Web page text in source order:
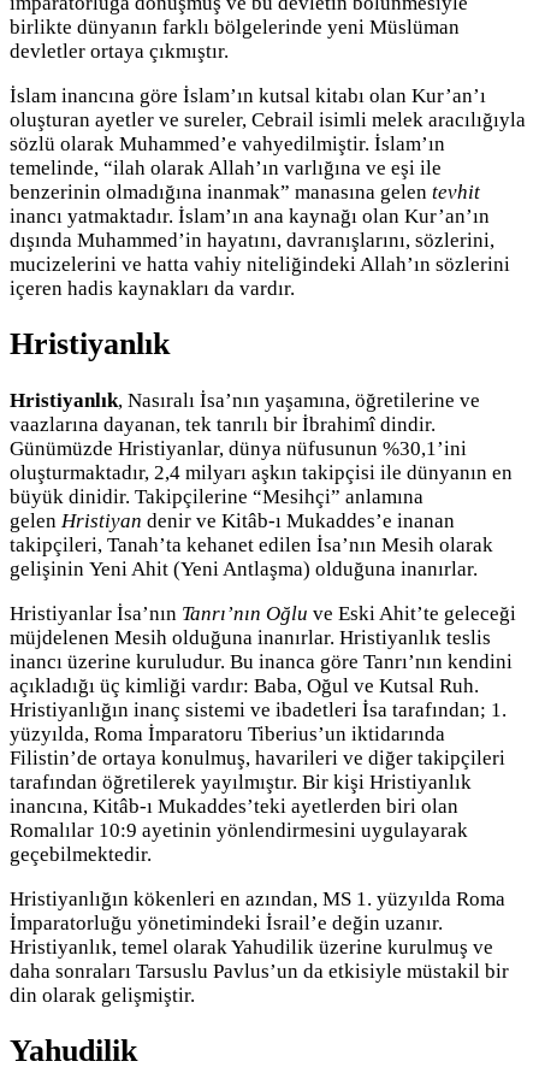
birlikte dünyanın farklı bölgelerinde yeni Müslüman
devletler ortaya çıkmıştır.
İslam inancına göre İslam’ın kutsal kitabı olan Kur’an’ı
oluşturan ayetler ve sureler, Cebrail isimli melek aracılığıyla
sözlü olarak Muhammed’e vahyedilmiştir. İslam’ın
temelinde, “ilah olarak Allah’ın varlığına ve eşi ile
benzerinin olmadığına inanmak” manasına gelen tevhit
inancı yatmaktadır. İslam’ın ana kaynağı olan Kur’an’ın
dışında Muhammed’in hayatını, davranışlarını, sözlerini,
mucizelerini ve hatta vahiy niteliğindeki Allah’ın sözlerini
içeren hadis kaynakları da vardır.
Hristiyanlık
Hristiyanlık, Nasıralı İsa’nın yaşamına, öğretilerine ve
vaazlarına dayanan, tek tanrılı bir İbrahimî dindir.
Günümüzde Hristiyanlar, dünya nüfusunun %30,1’ini
oluşturmaktadır, 2,4 milyarı aşkın takipçisi ile dünyanın en
büyük dinidir. Takipçilerine “Mesihçi” anlamına
gelen Hristiyan denir ve Kitâb-ı Mukaddes’e inanan
takipçileri, Tanah’ta kehanet edilen İsa’nın Mesih olarak
gelişinin Yeni Ahit (Yeni Antlaşma) olduğuna inanırlar.
Hristiyanlar İsa’nın Tanrı’nın Oğlu ve Eski Ahit’te geleceği
müjdelenen Mesih olduğuna inanırlar. Hristiyanlık teslis
inancı üzerine kuruludur. Bu inanca göre Tanrı’nın kendini
açıkladığı üç kimliği vardır: Baba, Oğul ve Kutsal Ruh.
Hristiyanlığın inanç sistemi ve ibadetleri İsa tarafından; 1.
yüzyılda, Roma İmparatoru Tiberius’un iktidarında
Filistin’de ortaya konulmuş, havarileri ve diğer takipçileri
tarafından öğretilerek yayılmıştır. Bir kişi Hristiyanlık
inancına, Kitâb-ı Mukaddes’teki ayetlerden biri olan
Romalılar 10:9 ayetinin yönlendirmesini uygulayarak
geçebilmektedir.
Hristiyanlığın kökenleri en azından, MS 1. yüzyılda Roma
İmparatorluğu yönetimindeki İsrail’e değin uzanır.
Hristiyanlık, temel olarak Yahudilik üzerine kurulmuş ve
daha sonraları Tarsuslu Pavlus’un da etkisiyle müstakil bir
din olarak gelişmiştir.
Yahudilik